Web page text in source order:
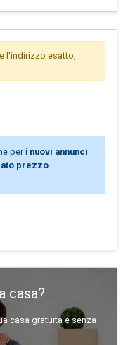
l'indirizzo esatto,
per i nuovi annunci
prezzo
casa?
casa gratuita e senza